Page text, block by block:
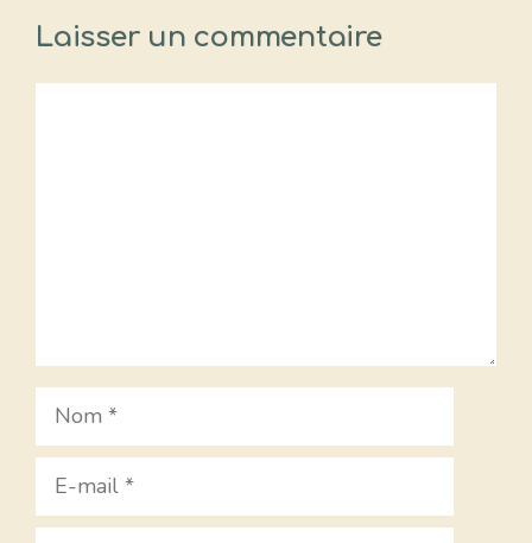
Laisser un commentaire
Nom
E-